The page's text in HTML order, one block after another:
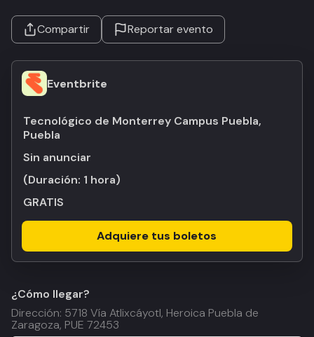
Compartir Reportar evento
Eventbrite
Tecnológico de Monterrey Campus Puebla,
Puebla
Sin anunciar
(Duración: 1 hora)
GRATIS
Adquiere tus boletos
¿Cómo llegar?
Dirección: 5718 Vía Atlixcáyotl, Heroica Puebla de
Zaragoza, PUE 72453